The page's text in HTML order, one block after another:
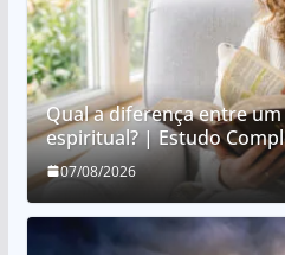
Qual a diferença entre
espiritual? | Estudo
07/08/2026